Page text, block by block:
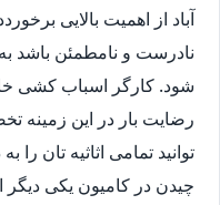
آباد از اهمیت بالایی
نادرست و نامطمئن باشد
شود. کارگر اسباب کشی
رضایت بار در این زمینه
توانید تمامی اثاثیه تان
چیدن در کامیون یکی دیگر